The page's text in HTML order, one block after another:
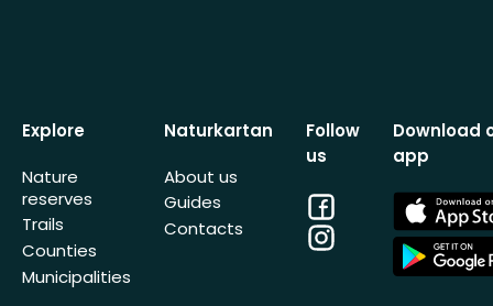
Explore
Nature
reserves
Trails
Counties
Municipalities
Naturkartan
About us
Guides
Contacts
Follow
us
Facebook
Instagram
Download
app
App
Store
App
Store